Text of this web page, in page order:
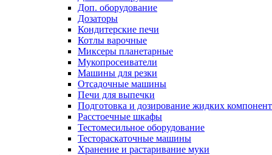
Доп. оборудование
Дозаторы
Кондитерские печи
Котлы варочные
Миксеры планетарные
Мукопросеиватели
Машины для резки
Отсадочные машины
Печи для выпечки
Подготовка и дозирование жидких
Расстоечные шкафы
Тестомесильное оборудование
Тестораскаточные машины
Хранение и растаривание муки